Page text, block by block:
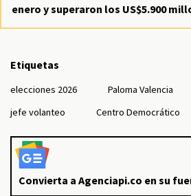
enero y superaron los US$5.900
Etiquetas
elecciones 2026 Paloma Valencia
jefe volanteo
Centro Democrático
Convierta a Agenciapi.co en su